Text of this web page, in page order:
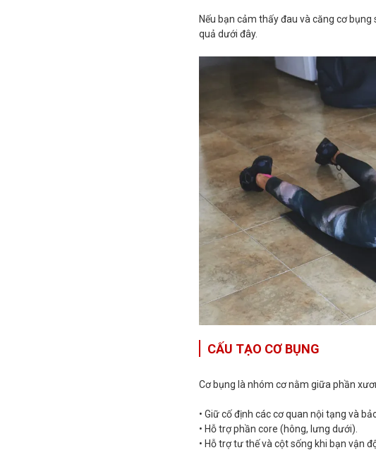
Nếu bạn cảm thấy đau và căng cơ
quả dưới đây.
CẤU TẠO CƠ BỤNG
Cơ bụng là nhóm cơ nằm giữa phần
• Giữ cố định các cơ quan nội tạng và
• Hỗ trợ phần core (hông, lưng dưới).
• Hỗ trợ tư thế và cột sống khi bạn vận